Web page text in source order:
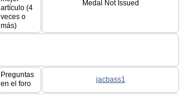
artículo (4
veces o
más)
Medal Not Issued
Preguntas
en el foro
jacbass1